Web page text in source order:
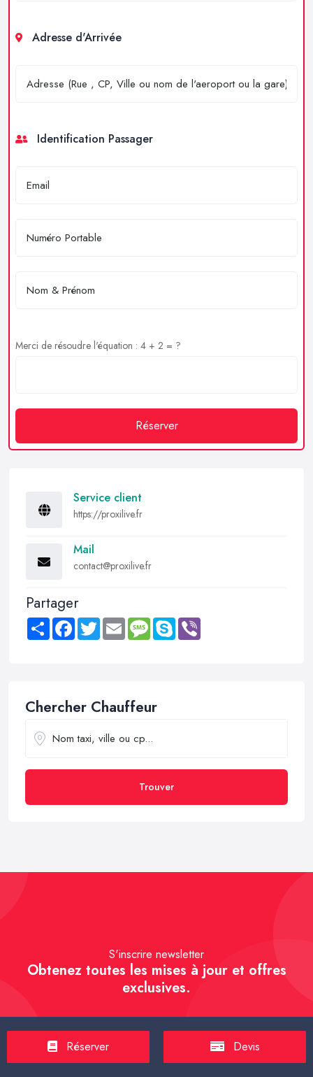
Adresse d'Arrivée
Identification Passager
Merci de résoudre l'équation : 4 + 2 = ?
Réserver
Service client
https://proxilive.fr
Mail
contact@proxilive.fr
Partager
Share FacebookTwitter Email MessageSkype
Chercher Chauffeur
Trouver
S'inscrire newsletter
Obtenez toutes les mises à jour et offres
exclusives.
S'inscrire
Réserver Devis